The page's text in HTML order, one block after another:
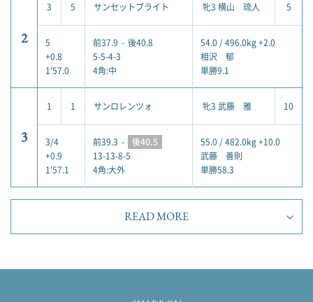
2
3 5 サンセットブライト 牝3 横山 琉人 5
5
+0.8
1'57.0
前37.9 - 後40.8
5-5-4-3
4角:中
54.0 / 496.0kg +2.0
相沢 郁
単勝9.1
3
1 1 サンロレンツォ 牝3 武藤 雅 10
3/4
+0.9
1'57.1
前39.3 -
後40.5
13-13-8-5
4角:大外
55.0 / 482.0kg +10.0
武藤 善則
単勝58.3
READ MORE